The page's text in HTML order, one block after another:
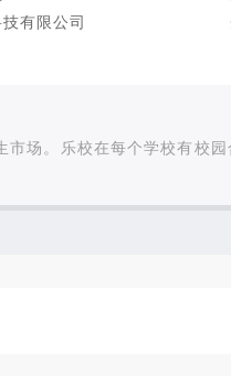
有限公司
场。乐校在每个学校有校